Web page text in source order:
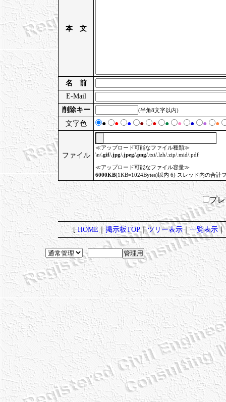
本 文
名 前
E-Mail
削除キー
(半角8文字以内)
文字色 ● ● ● ● ● ● ● ● ● ●
ファイル
≪アップロード可能なファイル種類≫
\n/.gif/.jpg/.jpeg/.png/.txt/.lzh/.zip/.mid/.pdf
≪アップロード可能なファイル容量≫
6000KB(1KB=1024Bytes)以内 6) スレッド内の合計
プ
[HOME｜掲示板TOP｜ツリー表示｜一覧表示｜